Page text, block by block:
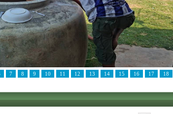
7 8 9 10 11 12 13 14 15 16 17 18